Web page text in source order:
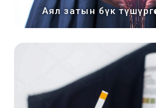
Аял затын бүк